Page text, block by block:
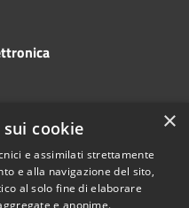
×
cookie
e assimilati strettamente
e alla navigazione del sito,
al solo fine di elaborare
e anonime.